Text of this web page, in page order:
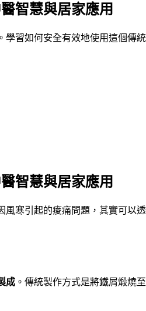
智慧與居家應用
習如何安全有效地使用這個傳
智慧與居家應用
寒引起的痠痛問題，其實可
成 。傳統製作方式是將鐵屑煅燒